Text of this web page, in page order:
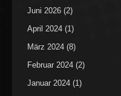
Juni 2026 (2)
April 2024 (1)
März 2024 (8)
Februar 2024 (2)
Januar 2024 (1)